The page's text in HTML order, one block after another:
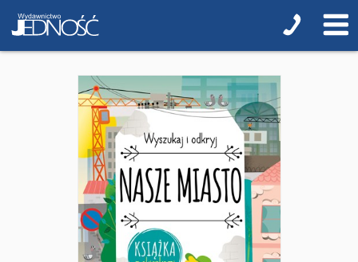
Religia i duchowość
ZAPOWIEDZI
PRZEWODNIKI TERAZ -35% TANIEJ
Albumy o sztuce
Adwent i Boże Narodzenie
Biblistyka